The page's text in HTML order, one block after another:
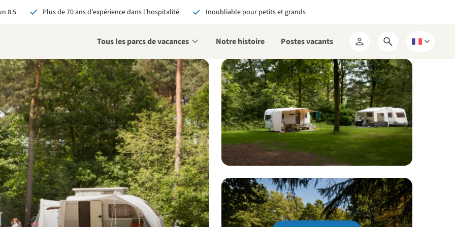
8.5 Plus de 70 ans d'expérience dans l'hospitalité Inoubliable pour petits et grands
Tous les parcs de vacances Notre histoire Postes vacants
Mon
RCN
Ouvrir
le
formulaire
de
recherche
Choisissez
langue
via RCN, vous
garantie du meilleur prix
avantages exclusifs
contact personnalisé
tous les avantages